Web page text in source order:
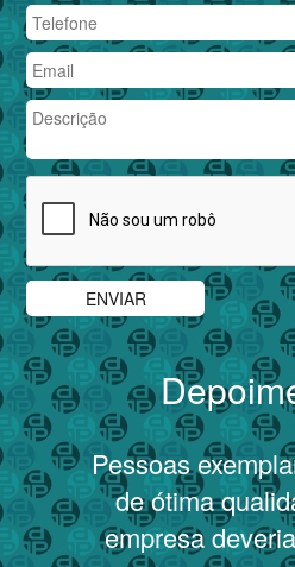
Pessoas
de ótima
empresa
Previous